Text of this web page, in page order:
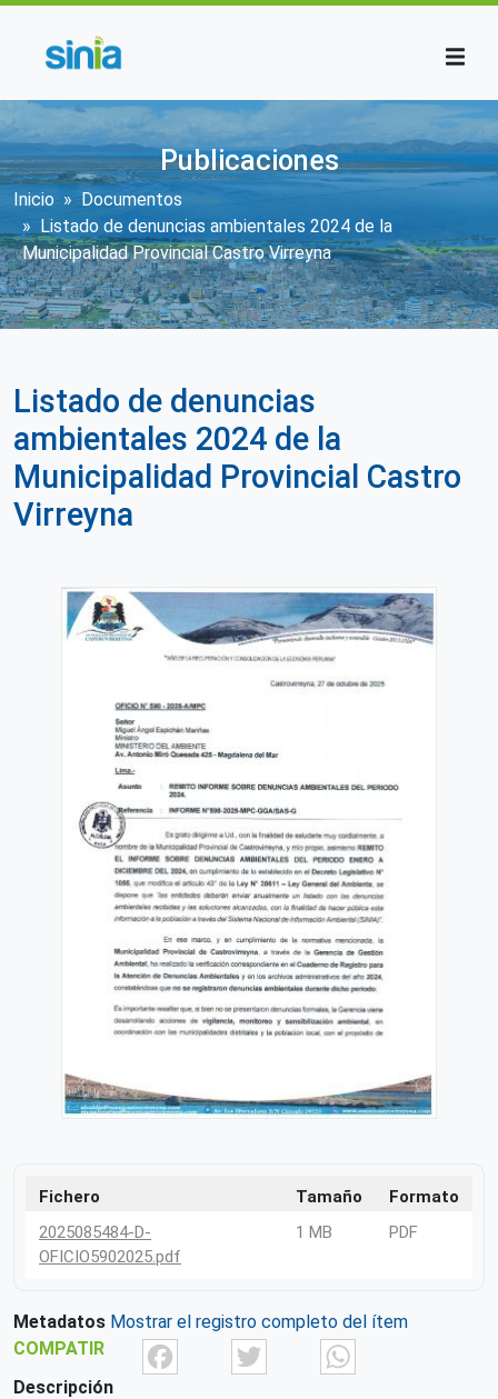
Publicaciones
Sobrescribir enlaces de ayuda a la
Inicio
Documentos
Listado de denuncias ambientales 2024 de la
Municipalidad Provincial Castro Virreyna
Listado de denuncias
ambientales 2024 de la
Municipalidad Provincial Castro
Virreyna
Fichero Tamaño
Formato
2025085484-D-
OFICIO5902025.pdf
1 MB PDF
Metadatos Mostrar el registro completo del ítem
COMPATIR
FacebookTwitter
Descripción